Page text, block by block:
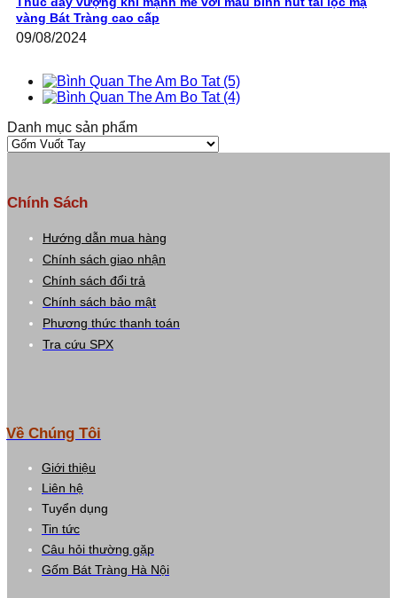
vàng Bát Tràng cao cấp
09/08/2024
Danh mục sản phẩm
Chính Sách
Hướng dẫn mua hàng
Chính sách giao nhận
Chính sách đổi trả
Chính sách bảo mật
Phương thức thanh toán
Tra cứu SPX
Về Chúng Tôi
Giới thiệu
Liên hệ
Tuyển dụng
Tin tức
Câu hỏi thường gặp
Gốm Bát Tràng Hà Nội